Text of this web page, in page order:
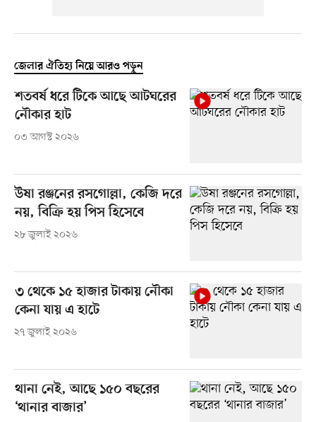
জেলার ঐতিহ্য নিয়ে আরও পড়ুন
শতবর্ষ ধরে টিকে আছে আটঘরের
নৌকার হাট
০৩ আগস্ট ২০২৬
উষা রঞ্জনের রসগোল্লা, কেজি দরে
নয়, বিক্রি হয় পিস হিসেবে
২৮ জুলাই ২০২৬
৩ থেকে ১৫ হাজার টাকায় নৌকা
কেনা যায় এ হাটে
২৭ জুলাই ২০২৬
থানা নেই, আছে ১৫০ বছরের
‘থানার বাজার’